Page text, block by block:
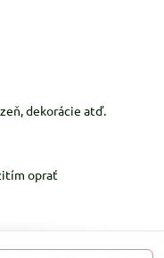
dekorácie atď.
oprať